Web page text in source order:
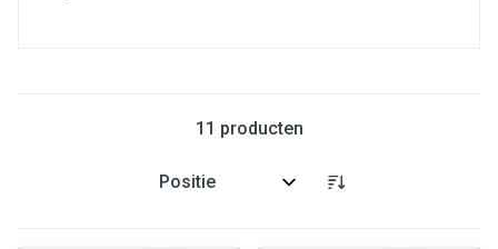
11 producten
Sorteer op: